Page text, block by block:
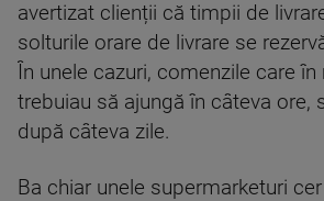
avertizat clienții că timpii de
solturile orare de livrare se
În unele cazuri, comenzile care
trebuiau să ajungă în câteva ore,
după câteva zile.
Ba chiar unele supermarketuri